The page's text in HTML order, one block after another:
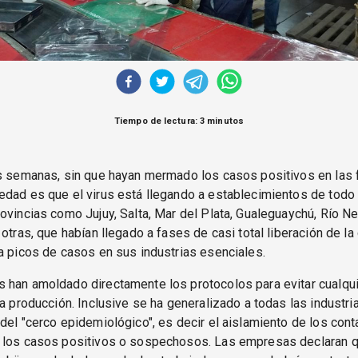
Tiempo de lectura: 3 minutos
semanas, sin que hayan mermado los casos positivos en las
es que el virus está llegando a establecimientos de todo
como Jujuy, Salta, Mar del Plata, Gualeguaychú, Río
otras, que habían llegado a fases de casi total liberación de la
picos de casos en sus industrias esenciales.
han amoldado directamente los protocolos para evitar
producción. Inclusive se ha generalizado a todas las
"cerco epidemiológico", es decir el aislamiento de los
casos positivos o sospechosos. Las empresas declaran